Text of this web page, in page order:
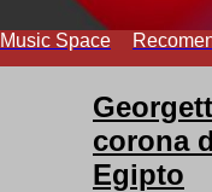
Music Space
corona
Egipto